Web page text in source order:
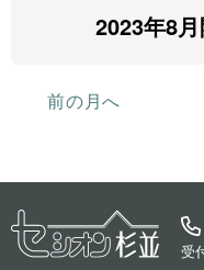
前の月へ
2023年8
受